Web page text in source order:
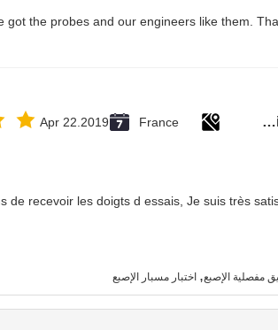
got the probes and our engineers like them.
Damien GOURDAIN
France
Apr 22.2019
de recevoir les doigts d essais, Je suis très
, اختبار مسبار الإصبع